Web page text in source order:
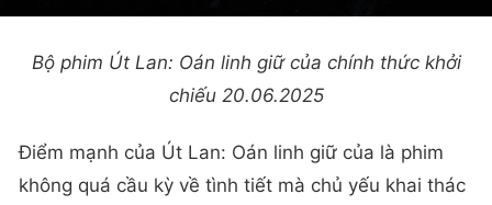
Bộ phim Út Lan: Oán linh giữ của chính thức khởi
chiếu 20.06.2025
Điểm mạnh của Út Lan: Oán linh giữ của là phim
không quá cầu kỳ về tình tiết mà chủ yếu khai thác